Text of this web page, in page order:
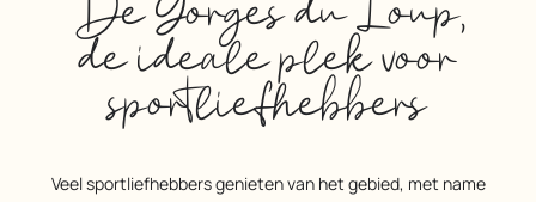
De Gorges du Loup,
de ideale plek voor
sportliefhebbers
Veel sportliefhebbers genieten van het gebied, met name